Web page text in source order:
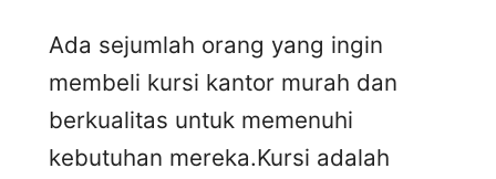
Ada sejumlah orang yang ingin
membeli kursi kantor murah dan
berkualitas untuk memenuhi
kebutuhan mereka.Kursi adalah